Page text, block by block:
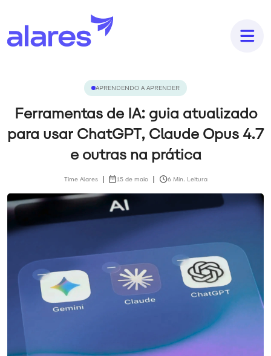
APRENDENDO A APRENDER
Ferramentas de IA: guia atualizado
para usar ChatGPT, Claude Opus 4.7
e outras na prática
Time Alares 15 de maio 6 Min. Leitura